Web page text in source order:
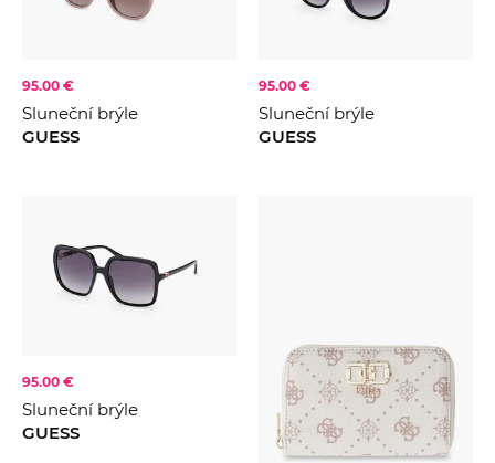
95.00 €
Sluneční brýle
GUESS
95.00 €
Sluneční brýle
GUESS
95.00 €
Sluneční brýle
GUESS